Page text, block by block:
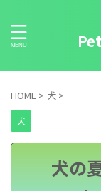
HOME > 犬 >
犬
犬の